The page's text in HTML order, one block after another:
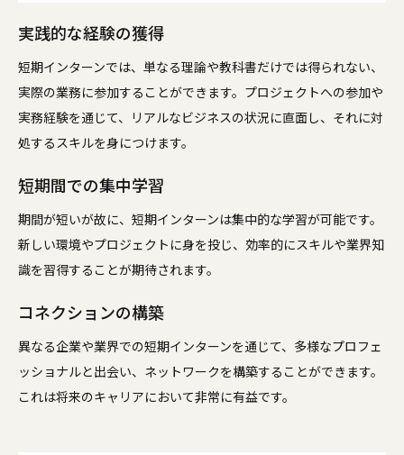
実践的な経験の獲得
短期インターンでは、単なる理論や教科書だけでは得られない、
実際の業務に参加することができます。プロジェクトへの参加や
実務経験を通じて、リアルなビジネスの状況に直面し、それに対
処するスキルを身につけます。
短期間での集中学習
期間が短いが故に、短期インターンは集中的な学習が可能です。
新しい環境やプロジェクトに身を投じ、効率的にスキルや業界知
識を習得することが期待されます。
コネクションの構築
異なる企業や業界での短期インターンを通じて、多様なプロフェ
ッショナルと出会い、ネットワークを構築することができます。
これは将来のキャリアにおいて非常に有益です。